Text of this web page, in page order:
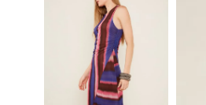
vestido curto